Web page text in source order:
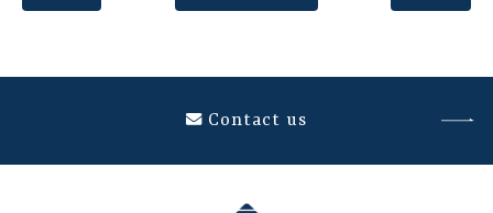
Contact us